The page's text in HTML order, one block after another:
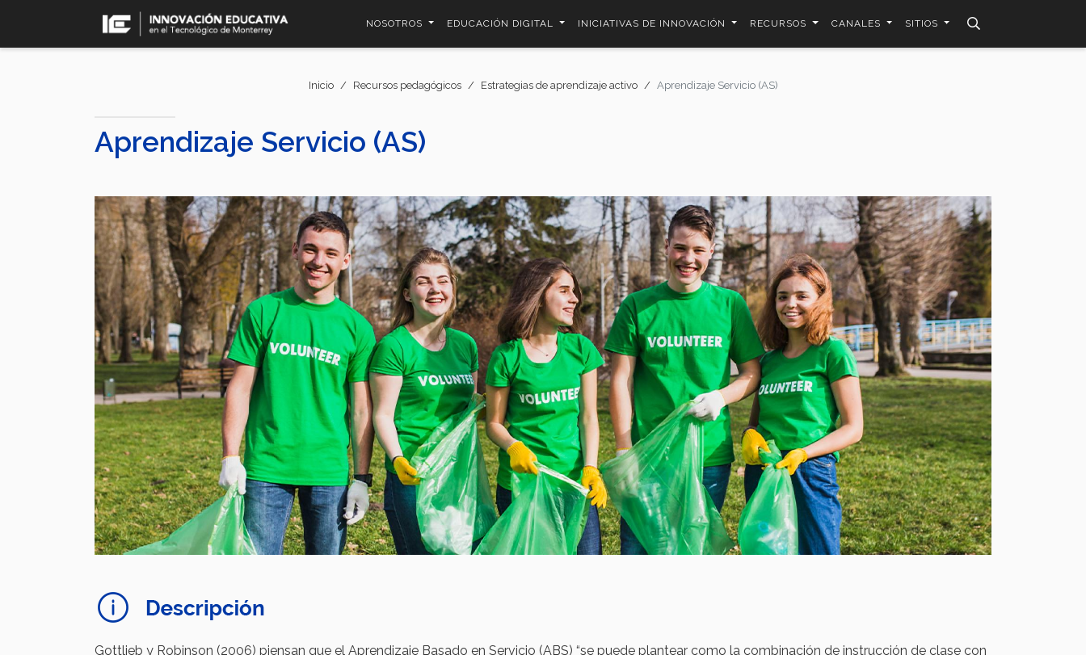
contenido
NOSOTROS EDUCACIÓN DIGITAL INICIATIVAS DE INNOVACIÓN RECURSOS CANALES SITIOS
Inicio Recursos pedagógicos Estrategias de aprendizaje activo Aprendizaje Servicio (AS)
Aprendizaje Servicio (AS)
Gottlieb y Robinson (2006) piensan que el Aprendizaje Basado en Servicio (ABS) “se puede plantear como la combinación de instrucción de clase con